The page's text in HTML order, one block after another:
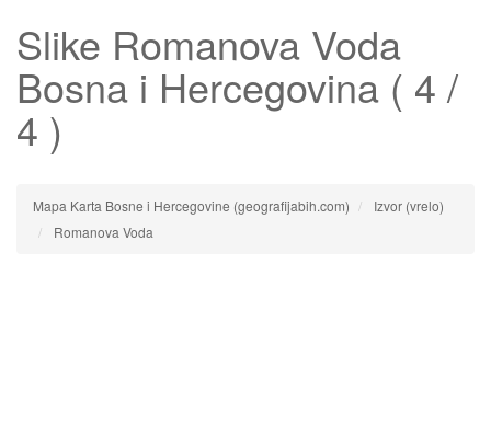
Slike Romanova Voda
Bosna i Hercegovina ( 4 /
4 )
Mapa Karta Bosne i Hercegovine (geografijabih.com)
Izvor (vrelo)
Romanova Voda